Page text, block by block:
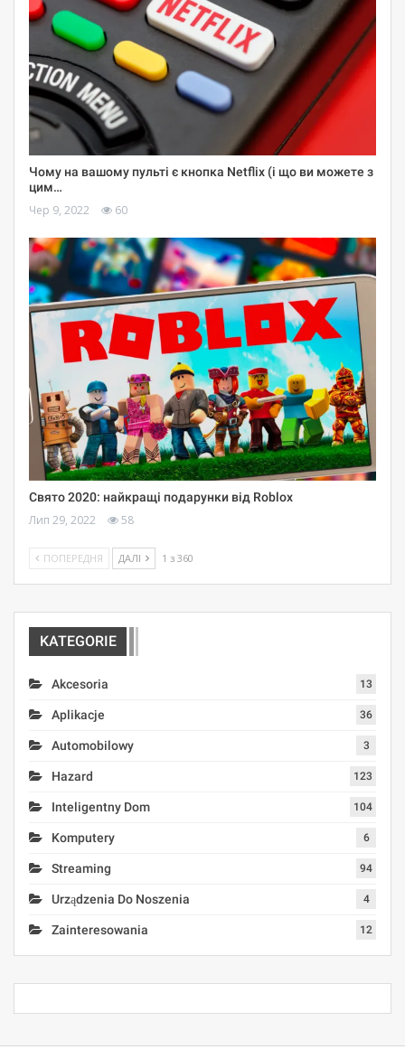
Чому на вашому пульті є кнопка Netflix (і що ви можете з
цим…
Чер 9, 2022 60
Свято 2020: найкращі подарунки від Roblox
Лип 29, 2022 58
ПОПЕРЕДНЯ ДАЛІ 1 з 360
KATEGORIE
Akcesoria 13
Aplikacje 36
Automobilowy 3
Hazard 123
Inteligentny Dom 104
Komputery 6
Streaming 94
Urządzenia Do Noszenia 4
Zainteresowania 12